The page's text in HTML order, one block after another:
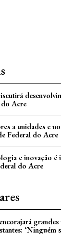
Acre
a unidades e
Federal do Acre
e inovação é
do Acre
‘Ninguém